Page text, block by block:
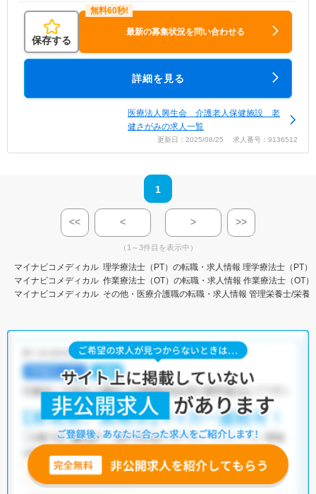
保存する
最新の募集状況を問い合わせる
詳細を見る
医療法人興生会 介護老人保健施設 老
健さがみの求人一覧
更新日：2025/08/25 求人番号：9136512
1
<< < > >>
（1～3件目を表示中）
マイナビコメディカル 理学療法士（PT）の転職・求人情報 理学療法士（PT）
マイナビコメディカル 作業療法士（OT）の転職・求人情報 作業療法士（OT
マイナビコメディカル その他・医療介護職の転職・求人情報 管理栄養士/栄養